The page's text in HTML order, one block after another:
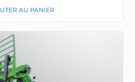
AU PANIER